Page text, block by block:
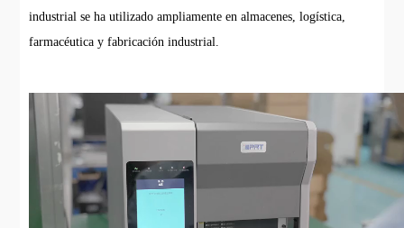
industrial se ha utilizado ampliamente en almacenes, logística,
farmacéutica y fabricación industrial.